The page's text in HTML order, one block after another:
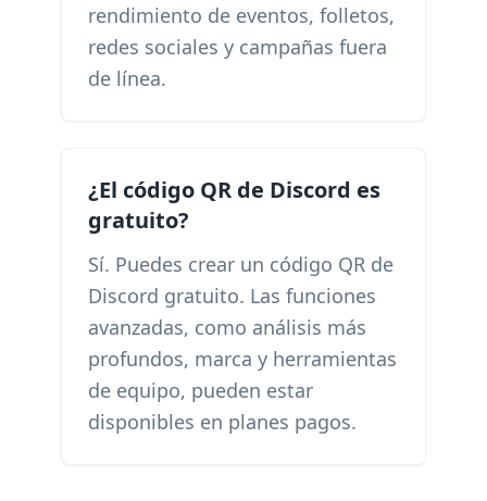
rendimiento de eventos, folletos,
redes sociales y campañas fuera
de línea.
¿El código QR de Discord es
gratuito?
Sí. Puedes crear un código QR de
Discord gratuito. Las funciones
avanzadas, como análisis más
profundos, marca y herramientas
de equipo, pueden estar
disponibles en planes pagos.